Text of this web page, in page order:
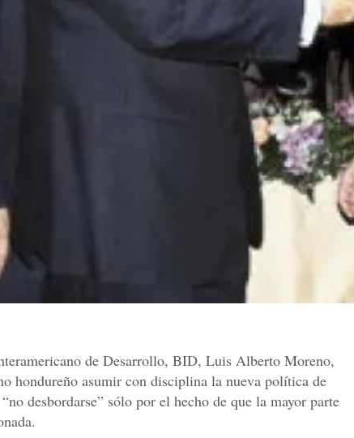
de Desarrollo, BID, Luis Alberto Moreno,
hondureño asumir con disciplina la nueva política de
desbordarse” sólo por el hecho de que la mayor parte